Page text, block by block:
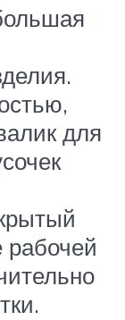
для
рабочей